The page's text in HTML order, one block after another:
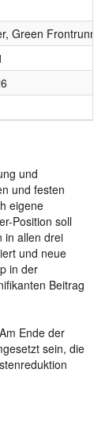
Green
und
und festen
eigene
Position soll
in allen drei
und neue
in der
Beitrag
Ende der
sein, die